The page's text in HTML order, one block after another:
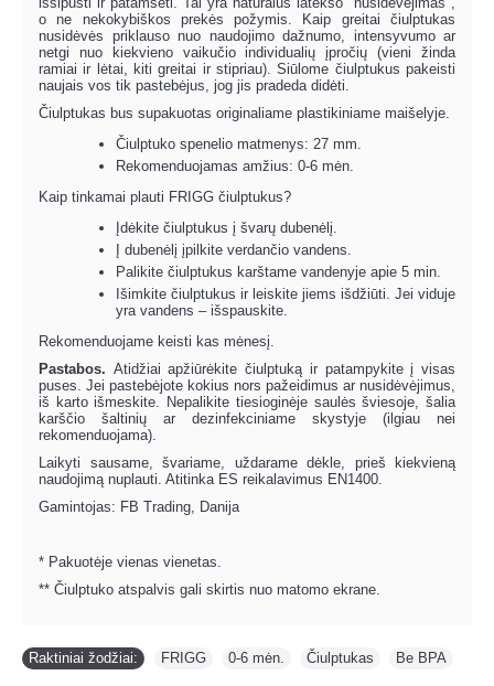
o ne nekokybiškos prekės požymis. Kaip greitai čiulptukas
nusidėvės priklauso nuo naudojimo dažnumo, intensyvumo ar
netgi nuo kiekvieno vaikučio individualių įpročių (vieni žinda
ramiai ir lėtai, kiti greitai ir stipriau). Siūlome čiulptukus pakeisti
naujais vos tik pastebėjus, jog jis pradeda didėti.
Čiulptukas bus supakuotas originaliame plastikiniame maišelyje.
Čiulptuko spenelio matmenys: 27 mm.
Rekomenduojamas amžius: 0-6 mėn.
Kaip tinkamai plauti FRIGG čiulptukus?
Įdėkite čiulptukus į švarų dubenėlį.
Į dubenėlį įpilkite verdančio vandens.
Palikite čiulptukus karštame vandenyje apie 5 min.
Išimkite čiulptukus ir leiskite jiems išdžiūti. Jei viduje
yra vandens – išspauskite.
Rekomenduojame keisti kas mėnesį.
Pastabos. Atidžiai apžiūrėkite čiulptuką ir patampykite į visas
puses. Jei pastebėjote kokius nors pažeidimus ar nusidėvėjimus,
iš karto išmeskite. Nepalikite tiesioginėje saulės šviesoje, šalia
karščio šaltinių ar dezinfekciniame skystyje (ilgiau nei
rekomenduojama).
Laikyti sausame, švariame, uždarame dėkle, prieš kiekvieną
naudojimą nuplauti. Atitinka ES reikalavimus EN1400.
Gamintojas: FB Trading, Danija
* Pakuotėje vienas vienetas.
** Čiulptuko atspalvis gali skirtis nuo matomo ekrane.
Raktiniai žodžiai: FRIGG 0-6 mėn. Čiulptukas Be BPA